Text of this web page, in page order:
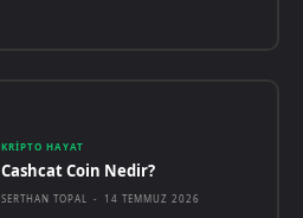
KRIPTO HAYAT
Cashcat Coin Nedir?
SERTHAN TOPAL - 14 TEMMUZ 2026